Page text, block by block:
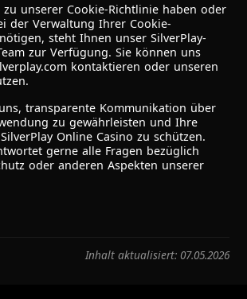
zu unserer Cookie-Richtlinie haben oder
der Verwaltung Ihrer Cookie-
steht Ihnen unser SilverPlay-
zur Verfügung. Sie können uns
kontaktieren oder unseren
transparente Kommunikation über
zu gewährleisten und Ihre
Online Casino zu schützen.
gerne alle Fragen bezüglich
oder anderen Aspekten unserer
Inhalt aktualisiert: 07.05.2026